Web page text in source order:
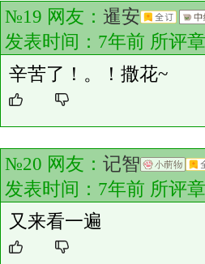
№19 网友： 暹安
发表时间：7年前 所评章
辛苦了！。！撒花~
№20 网友： 记智
发表时间：7年前 所评章
又来看一遍